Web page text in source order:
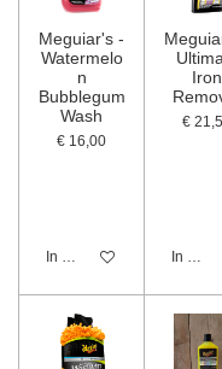
Meguiar's -
Watermelo
n
Bubblegum
Wash
€ 16,00
In winkelwagen
Iron
€
In